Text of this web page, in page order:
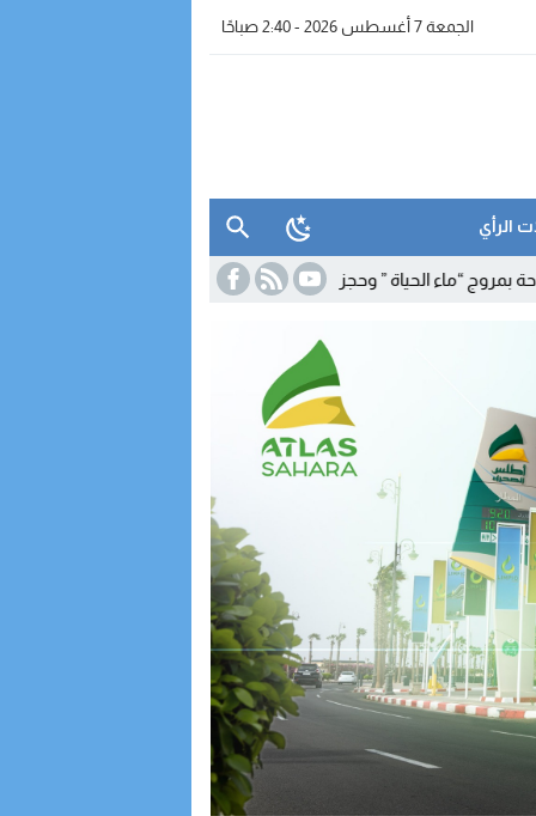
الجمعة 7 أغسطس 2026 - 2:40 صباحًا
الرأي
الحياة ” وحجز معدات للتقطير 19:39 برنامج شتوي غير مسبوق لـ”رايان